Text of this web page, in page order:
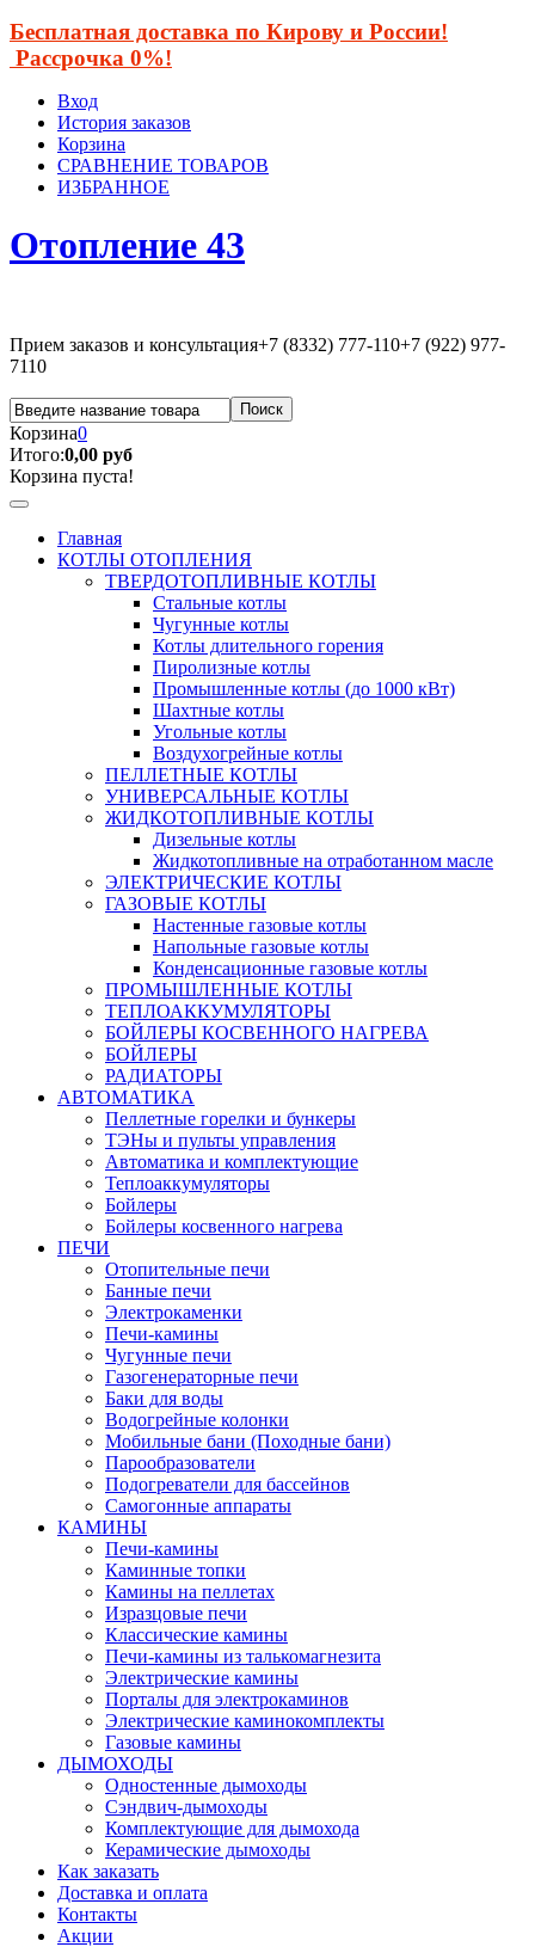
Бесплатная доставка по Кирову и России!
Рассрочка 0%!
Вход
История заказов
Корзина
СРАВНЕНИЕ ТОВАРОВ
ИЗБРАННОЕ
Отопление 43
Прием заказов и консультация+7 (8332) 777-110+7 (922) 977-
7110
Корзина0
Итого:0,00 руб
Корзина пуста!
Главная
КОТЛЫ ОТОПЛЕНИЯ
ТВЕРДОТОПЛИВНЫЕ КОТЛЫ
Стальные котлы
Чугунные котлы
Котлы длительного горения
Пиролизные котлы
Промышленные котлы (до 1000 кВт)
Шахтные котлы
Угольные котлы
Воздухогрейные котлы
ПЕЛЛЕТНЫЕ КОТЛЫ
УНИВЕРСАЛЬНЫЕ КОТЛЫ
ЖИДКОТОПЛИВНЫЕ КОТЛЫ
Дизельные котлы
Жидкотопливные на отработанном масле
ЭЛЕКТРИЧЕСКИЕ КОТЛЫ
ГАЗОВЫЕ КОТЛЫ
Настенные газовые котлы
Напольные газовые котлы
Конденсационные газовые котлы
ПРОМЫШЛЕННЫЕ КОТЛЫ
ТЕПЛОАККУМУЛЯТОРЫ
БОЙЛЕРЫ КОСВЕННОГО НАГРЕВА
БОЙЛЕРЫ
РАДИАТОРЫ
АВТОМАТИКА
Пеллетные горелки и бункеры
ТЭНы и пульты управления
Автоматика и комплектующие
Теплоаккумуляторы
Бойлеры
Бойлеры косвенного нагрева
ПЕЧИ
Отопительные печи
Банные печи
Электрокаменки
Печи-камины
Чугунные печи
Газогенераторные печи
Баки для воды
Водогрейные колонки
Мобильные бани (Походные бани)
Парообразователи
Подогреватели для бассейнов
Самогонные аппараты
КАМИНЫ
Печи-камины
Каминные топки
Камины на пеллетах
Изразцовые печи
Классические камины
Печи-камины из талькомагнезита
Электрические камины
Порталы для электрокаминов
Электрические каминокомплекты
Газовые камины
ДЫМОХОДЫ
Одностенные дымоходы
Сэндвич-дымоходы
Комплектующие для дымохода
Керамические дымоходы
Как заказать
Доставка и оплата
Контакты
Акции